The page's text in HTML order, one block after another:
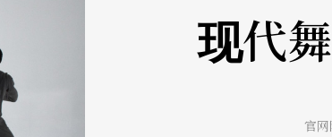
现代
官